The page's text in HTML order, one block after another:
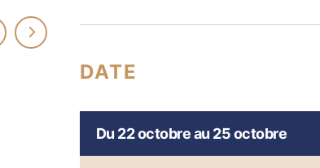
DATE
Du 22 octobre au 25 octobre